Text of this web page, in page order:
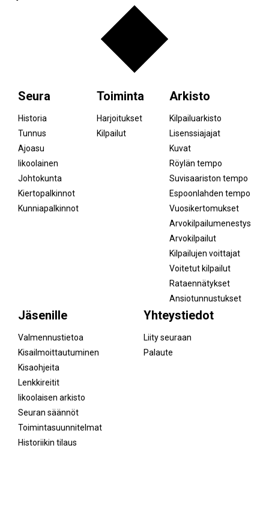
Seura
Historia
Tunnus
Ajoasu
Iikoolainen
Johtokunta
Kiertopalkinnot
Kunniapalkinnot
Toiminta
Harjoitukset
Kilpailut
Arkisto
Kilpailuarkisto
Lisenssiajajat
Kuvat
Röylän tempo
Suvisaariston tempo
Espoonlahden tempo
Vuosikertomukset
Arvokilpailumenestys
Arvokilpailut
Kilpailujen voittajat
Voitetut kilpailut
Rataennätykset
Ansiotunnustukset
Jäsenille
Valmennustietoa
Kisailmoittautuminen
Kisaohjeita
Lenkkireitit
Iikoolaisen arkisto
Seuran säännöt
Toimintasuunnitelmat
Historiikin tilaus
Yhteystiedot
Liity seuraan
Palaute